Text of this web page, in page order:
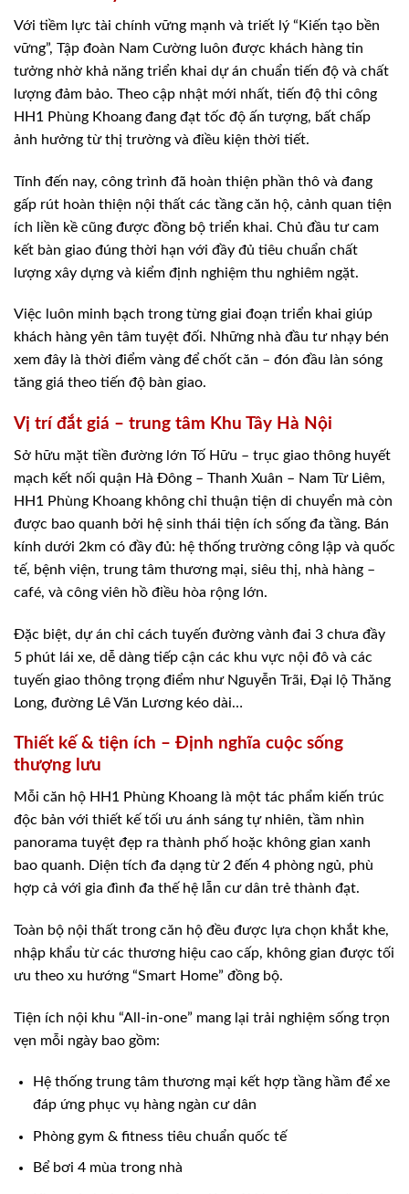
Với tiềm lực tài chính vững mạnh và triết lý “Kiến tạo bền
vững”, Tập đoàn Nam Cường luôn được khách hàng tin
tưởng nhờ khả năng triển khai dự án chuẩn tiến độ và chất
lượng đảm bảo. Theo cập nhật mới nhất, tiến độ thi công
HH1 Phùng Khoang đang đạt tốc độ ấn tượng, bất chấp
ảnh hưởng từ thị trường và điều kiện thời tiết.
Tính đến nay, công trình đã hoàn thiện phần thô và đang
gấp rút hoàn thiện nội thất các tầng căn hộ, cảnh quan tiện
ích liền kề cũng được đồng bộ triển khai. Chủ đầu tư cam
kết bàn giao đúng thời hạn với đầy đủ tiêu chuẩn chất
lượng xây dựng và kiểm định nghiệm thu nghiêm ngặt.
Việc luôn minh bạch trong từng giai đoạn triển khai giúp
khách hàng yên tâm tuyệt đối. Những nhà đầu tư nhạy bén
xem đây là thời điểm vàng để chốt căn – đón đầu làn sóng
tăng giá theo tiến độ bàn giao.
Vị trí đắt giá – trung tâm Khu Tây Hà Nội
Sở hữu mặt tiền đường lớn Tố Hữu – trục giao thông huyết
mạch kết nối quận Hà Đông – Thanh Xuân – Nam Từ Liêm,
HH1 Phùng Khoang không chỉ thuận tiện di chuyển mà còn
được bao quanh bởi hệ sinh thái tiện ích sống đa tầng. Bán
kính dưới 2km có đầy đủ: hệ thống trường công lập và quốc
tế, bệnh viện, trung tâm thương mại, siêu thị, nhà hàng –
café, và công viên hồ điều hòa rộng lớn.
Đặc biệt, dự án chỉ cách tuyến đường vành đai 3 chưa đầy
5 phút lái xe, dễ dàng tiếp cận các khu vực nội đô và các
tuyến giao thông trọng điểm như Nguyễn Trãi, Đại lộ Thăng
Long, đường Lê Văn Lương kéo dài…
Thiết kế & tiện ích – Định nghĩa cuộc sống
thượng lưu
Mỗi căn hộ HH1 Phùng Khoang là một tác phẩm kiến trúc
độc bản với thiết kế tối ưu ánh sáng tự nhiên, tầm nhìn
panorama tuyệt đẹp ra thành phố hoặc không gian xanh
bao quanh. Diện tích đa dạng từ 2 đến 4 phòng ngủ, phù
hợp cả với gia đình đa thế hệ lẫn cư dân trẻ thành đạt.
Toàn bộ nội thất trong căn hộ đều được lựa chọn khắt khe,
nhập khẩu từ các thương hiệu cao cấp, không gian được tối
ưu theo xu hướng “Smart Home” đồng bộ.
Tiện ích nội khu “All-in-one” mang lại trải nghiệm sống trọn
vẹn mỗi ngày bao gồm:
Hệ thống trung tâm thương mại kết hợp tầng hầm để xe
đáp ứng phục vụ hàng ngàn cư dân
Phòng gym & fitness tiêu chuẩn quốc tế
Bể bơi 4 mùa trong nhà